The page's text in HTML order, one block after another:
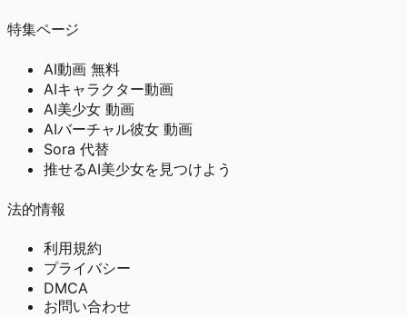
特集ページ
AI動画 無料
AIキャラクター動画
AI美少女 動画
AIバーチャル彼女 動画
Sora 代替
推せるAI美少女を見つけよう
法的情報
利用規約
プライバシー
DMCA
お問い合わせ